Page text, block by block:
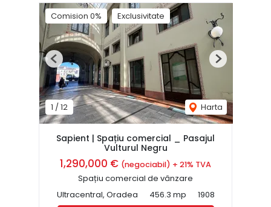
Comision 0% Exclusivitate
1 /12 Harta
Previous Next
Sapient | Spațiu comercial _ Pasajul
Vulturul Negru
1,290,000 € (negociabil) + 21% TVA
Spațiu comercial de vânzare
Ultracentral, Oradea
456.3 mp 1908